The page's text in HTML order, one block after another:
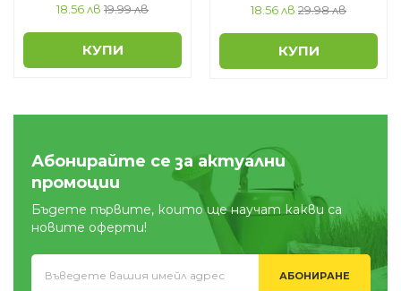
18.56 лв 19.99 лв
КУПИ
18.56 лв 29.98 лв
КУПИ
Абонирайте се за актуални
промоции
Бъдете първите, които ще научат какви са
новите оферти!
АБОНИРАНЕ